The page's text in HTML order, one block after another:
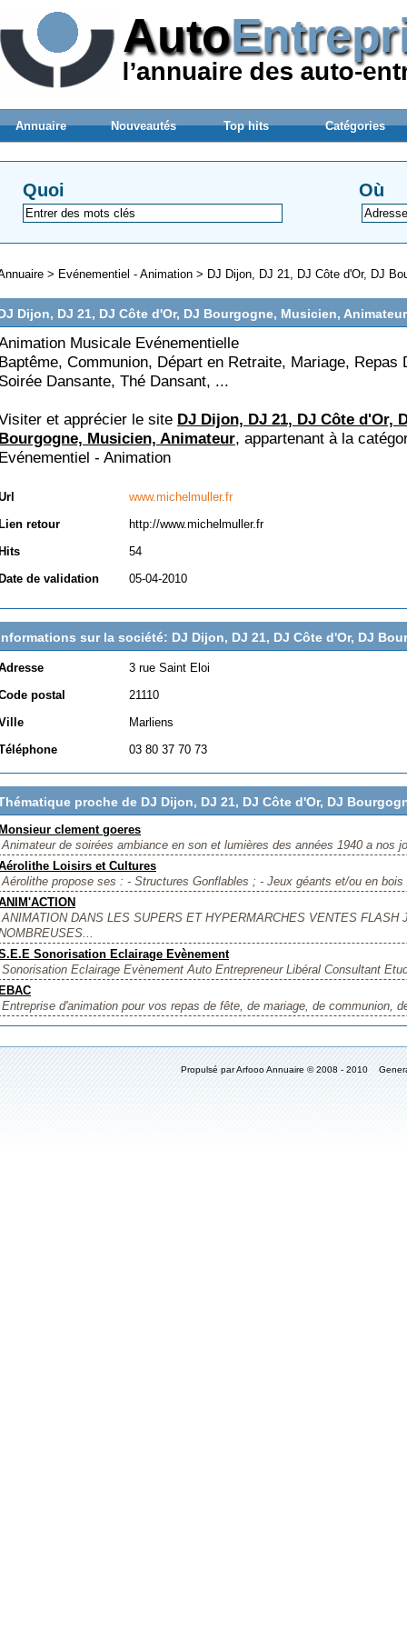
Annuaire Nouveautés Top hits Catégories
Quoi Où
> Evénementiel - Animation > DJ Dijon, DJ 21, DJ Côte d'Or, DJ
Dijon, DJ 21, DJ Côte d'Or, DJ Bourgogne, Musicien, Animateur
Musicale Evénementielle
Communion, Départ en Retraite, Mariage, Repas
Dansante, Thé Dansant, ...
et apprécier le site DJ Dijon, DJ 21, DJ Côte d'Or,
Musicien, Animateur, appartenant à la
- Animation
www.michelmuller.fr
retour
http://www.michelmuller.fr
54
de validation
05-04-2010
sur la société: DJ Dijon, DJ 21, DJ Côte d'Or, DJ
3 rue Saint Eloi
postal
21110
Marliens
03 80 37 70 73
proche de DJ Dijon, DJ 21, DJ Côte d'Or, DJ
clement goeres
Animateur de soirées ambiance en son et lumières des années 1940 a nos
Loisirs et Cultures
Aérolithe propose ses : - Structures Gonflables ; - Jeux géants et/ou en
ANIMATION DANS LES SUPERS ET HYPERMARCHES VENTES
Sonorisation Eclairage Evènement
Sonorisation Eclairage Evènement Auto Entrepreneur Libéral Consultant
Entreprise d'animation pour vos repas de fête, de mariage, de communion,
Propulsé par Arfooo Annuaire © 2008 - 2010